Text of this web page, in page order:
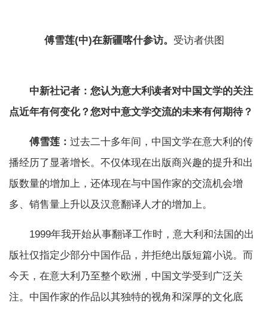
傅雪莲(中)在新疆喀什参访。 受访者供图
中新社记者：您认为意大利读者对中国文学的关注
点近年有何变化？您对中意文学交流的未来有何期待？
傅雪莲： 过去二十多年间，中国文学在意大利的传
播经历了显著增长。不仅体现在出版商兴趣的提升和出
版数量的增加上，还体现在与中国作家的交流机会增
多、销售量上升以及汉意翻译人才的增加上。
1999年我开始从事翻译工作时，意大利和法国的出
版社仅指定少部分中国作品，并拒绝出版短篇小说。而
今天，在意大利乃至整个欧洲，中国文学受到广泛关
注。中国作家的作品以其独特的视角和深厚的文化底